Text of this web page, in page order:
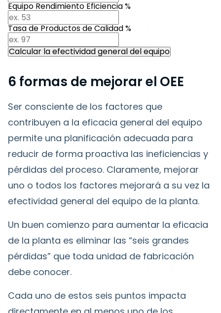
Equipo Rendimiento Eficiencia %
Tasa de Productos de Calidad %
Calcular la efectividad general del equipo
6 formas de mejorar el OEE
Ser consciente de los factores que
contribuyen a la eficacia general del equipo
permite una planificación adecuada para
reducir de forma proactiva las ineficiencias y
pérdidas del proceso. Claramente, mejorar
uno o todos los factores mejorará a su vez la
efectividad general del equipo de la planta.
Un buen comienzo para aumentar la eficacia
de la planta es eliminar las “seis grandes
pérdidas” que toda unidad de fabricación
debe conocer.
Cada uno de estos seis puntos impacta